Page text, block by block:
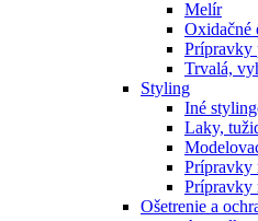
Melír
Oxidačné
Prípravky
Trvalá,
Styling
Iné
Laky,
Prípravky
Prípravky
Ošetrenie a